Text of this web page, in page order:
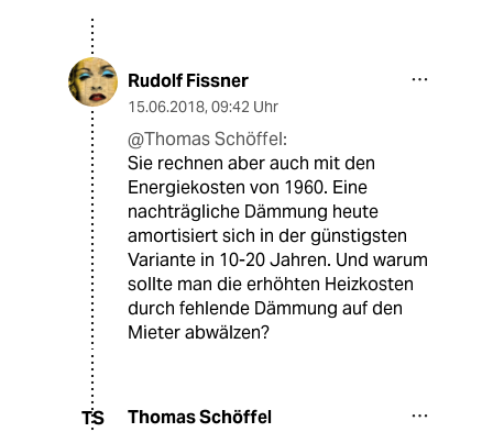
Rudolf Fissner
15.06.2018, 09:42 Uhr
@Thomas Schöffel:
Sie rechnen aber auch mit den
Energiekosten von 1960. Eine
nachträgliche Dämmung heute
amortisiert sich in der günstigsten
Variante in 10-20 Jahren. Und warum
sollte man die erhöhten Heizkosten
durch fehlende Dämmung auf den
Mieter abwälzen?
TS Thomas Schöffel